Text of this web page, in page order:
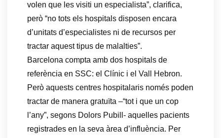
volen que les visiti un especialista”, clarifica,
però “no tots els hospitals disposen encara
d’unitats d’especialistes ni de recursos per
tractar aquest tipus de malalties”.
Barcelona compta amb dos hospitals de
referència en SSC: el Clínic i el Vall Hebron.
Però aquests centres hospitalaris només poden
tractar de manera gratuïta –“tot i que un cop
l’any”, segons Dolors Pubill- aquelles pacients
registrades en la seva àrea d’influència. Per